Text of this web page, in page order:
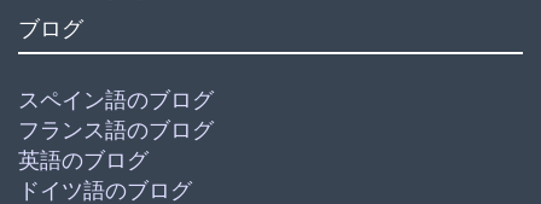
ブログ
スペイン語のブログ
フランス語のブログ
英語のブログ
ドイツ語のブログ